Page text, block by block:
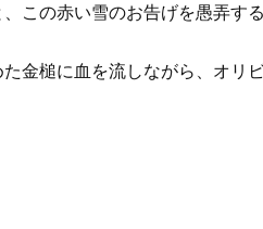
この赤い雪のお告げを愚弄す
金槌に血を流しながら、オリ